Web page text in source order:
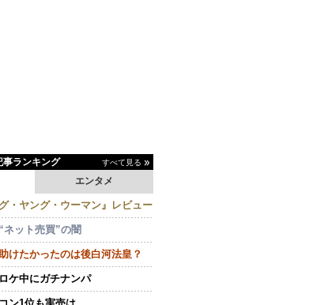
事ランキング すべて見る
エンタメ
・ヤング・ウーマン』レビュー
ネット売買”の闇
けたかったのは後白河法皇？
ケ中にガチナンパ